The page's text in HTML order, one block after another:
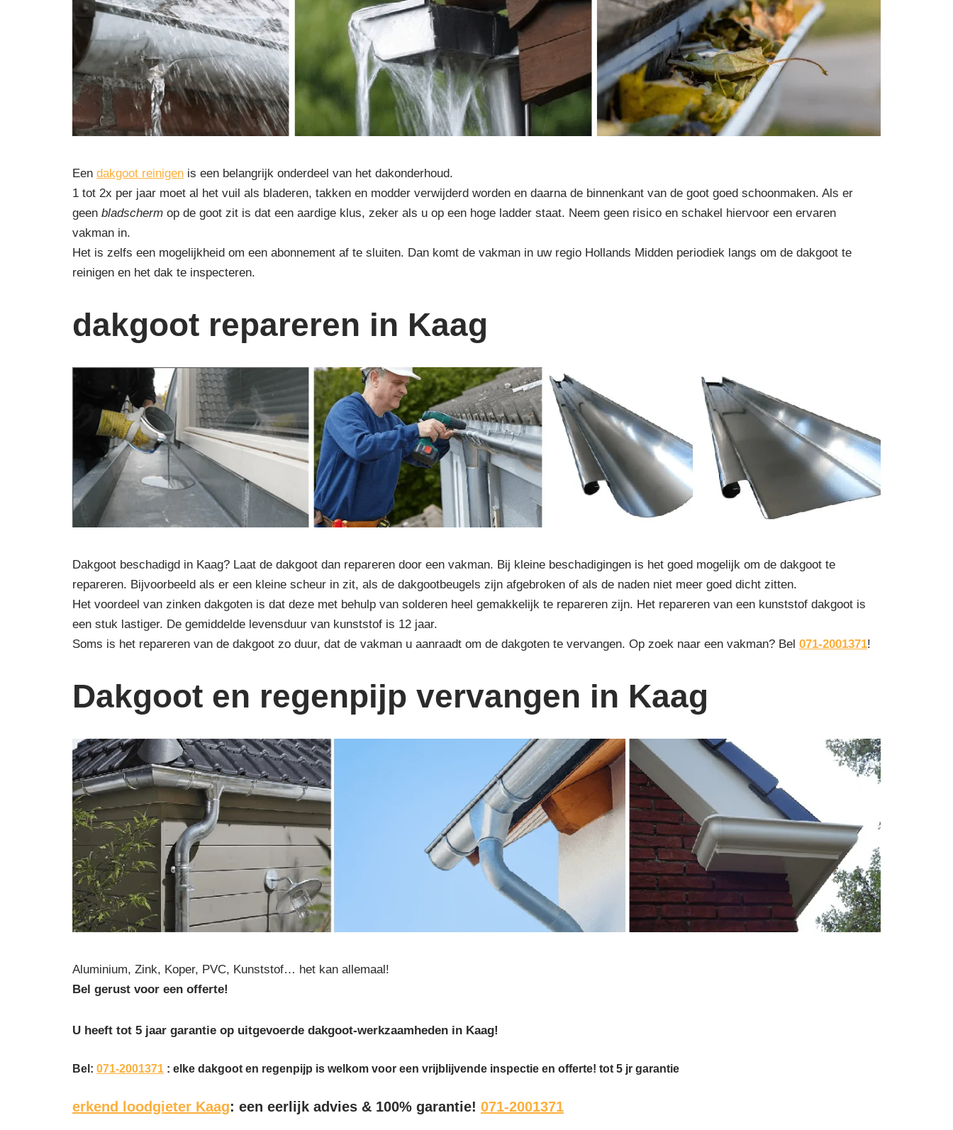
Een dakgoot reinigen is een belangrijk onderdeel van het dakonderhoud.
1 tot 2x per jaar moet al het vuil als bladeren, takken en modder verwijderd worden en daarna de binnenkant van de goot goed schoonmaken. Als er
geen bladscherm op de goot zit is dat een aardige klus, zeker als u op een hoge ladder staat. Neem geen risico en schakel hiervoor een ervaren
vakman in.
Het is zelfs een mogelijkheid om een abonnement af te sluiten. Dan komt de vakman in uw regio Hollands Midden periodiek langs om de dakgoot te
reinigen en het dak te inspecteren.
dakgoot repareren in Kaag
Dakgoot beschadigd in Kaag? Laat de dakgoot dan repareren door een vakman. Bij kleine beschadigingen is het goed mogelijk om de dakgoot te
repareren. Bijvoorbeeld als er een kleine scheur in zit, als de dakgootbeugels zijn afgebroken of als de naden niet meer goed dicht zitten.
Het voordeel van zinken dakgoten is dat deze met behulp van solderen heel gemakkelijk te repareren zijn. Het repareren van een kunststof dakgoot is
een stuk lastiger. De gemiddelde levensduur van kunststof is 12 jaar.
Soms is het repareren van de dakgoot zo duur, dat de vakman u aanraadt om de dakgoten te vervangen. Op zoek naar een vakman? Bel 071-2001371!
Dakgoot en regenpijp vervangen in Kaag
Aluminium, Zink, Koper, PVC, Kunststof… het kan allemaal!
Bel gerust voor een offerte!
U heeft tot 5 jaar garantie op uitgevoerde dakgoot-werkzaamheden in Kaag!
Bel: 071-2001371 : elke dakgoot en regenpijp is welkom voor een vrijblijvende inspectie en offerte! tot 5 jr garantie
erkend loodgieter Kaag: een eerlijk advies & 100% garantie! 071-2001371